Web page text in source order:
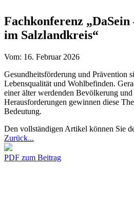
Fachkonferenz „DaSein
im Salzlandkreis“
Vom: 16. Februar 2026
Gesundheitsförderung und Prävention
Lebensqualität und Wohlbefinden.
einer älter werdenden Bevölkerung
Herausforderungen gewinnen diese
Bedeutung.
Den vollständigen Artikel können Sie
Zurück...
PDF zum Beitrag